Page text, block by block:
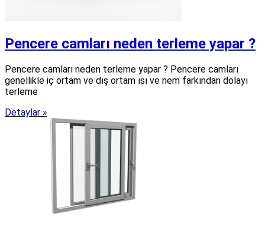
Pencere camları neden terleme yapar ?
Pencere camları neden terleme yapar ? Pencere camları
genellikle iç ortam ve dış ortam ısı ve nem farkından dolayı
terleme
Detaylar »